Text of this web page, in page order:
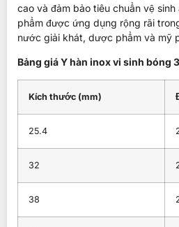
cao và đảm bảo tiêu chuẩn vệ
phẩm được ứng dụng rộng rãi
nước giải khát, dược phẩm và mỹ
Bảng giá Y hàn inox vi sinh bóng
Kích thước (mm)
25.4
32
38